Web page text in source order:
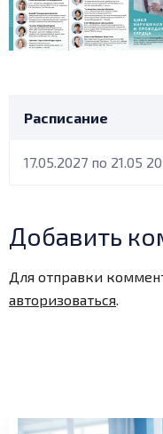
Расписание
17.05.2027 по 21.05
Добавить
Для отправки
авторизоваться.